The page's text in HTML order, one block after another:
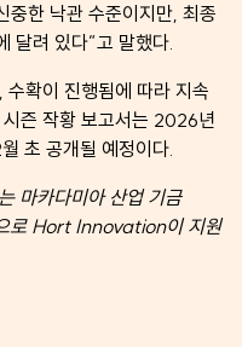
중한 낙관 수준이지만, 최종
달려 있다”고 말했다.
확이 진행됨에 따라 지속
즌 작황 보고서는 2026년
초 공개될 예정이다.
마카다미아 산업 기금
로 Hort Innovation이 지원